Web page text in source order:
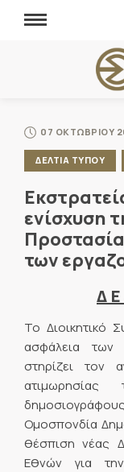
07 ΟΚΤΩΒΡΙΟΥ
ΔΕΛΤΙΑ ΤΥΠΟΥ
ενίσχυση
των
Δ
Το Διοικητικό
ασφάλεια των
στηρίζει τον
δημοσιογράφους
Ομοσπονδία
θέσπιση νέας
Εθνών για